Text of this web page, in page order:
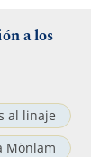
a los
al linaje
Mönlam